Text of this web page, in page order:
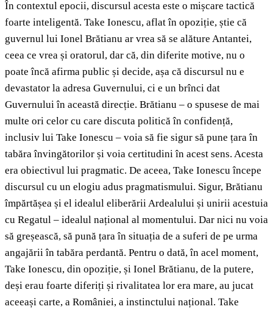
În contextul epocii, discursul acesta este o mișcare tactică
foarte inteligentă. Take Ionescu, aflat în opoziție, știe că
guvernul lui Ionel Brătianu ar vrea să se alăture Antantei,
ceea ce vrea și oratorul, dar că, din diferite motive, nu o
poate încă afirma public și decide, așa că discursul nu e
devastator la adresa Guvernului, ci e un brînci dat
Guvernului în această direcție. Brătianu – o spusese de mai
multe ori celor cu care discuta politică în confidență,
inclusiv lui Take Ionescu – voia să fie sigur să pune țara în
tabăra învingătorilor și voia certitudini în acest sens. Acesta
era obiectivul lui pragmatic. De aceea, Take Ionescu începe
discursul cu un elogiu adus pragmatismului. Sigur, Brătianu
împărtășea și el idealul eliberării Ardealului și unirii acestuia
cu Regatul – idealul național al momentului. Dar nici nu voia
să greșească, să pună țara în situația de a suferi de pe urma
angajării în tabăra perdantă. Pentru o dată, în acel moment,
Take Ionescu, din opoziție, și Ionel Brătianu, de la putere,
deși erau foarte diferiți și rivalitatea lor era mare, au jucat
aceeași carte, a României, a instinctului național. Take